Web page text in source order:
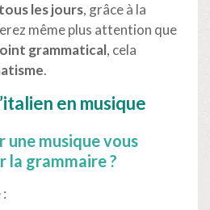
les jours, grâce à la
même plus attention que
grammatical, cela
.
en musique
musique vous
la grammaire ?